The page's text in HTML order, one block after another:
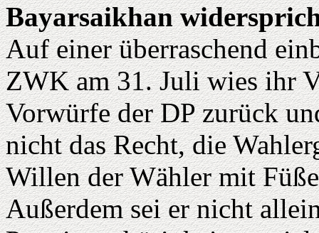
Bayarsaikhan
Auf einer überraschend
ZWK am 31. Juli wies ihr
Vorwürfe der DP zurück
nicht das Recht, die
Willen der Wähler mit
Außerdem sei er nicht